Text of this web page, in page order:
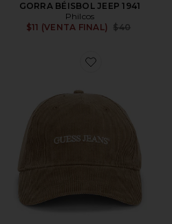
GORRA BÉISBOL JEEP 1941
Philcos
$11 (VENTA FINAL)
Previous price:
$40
Favorite SOMBRERO